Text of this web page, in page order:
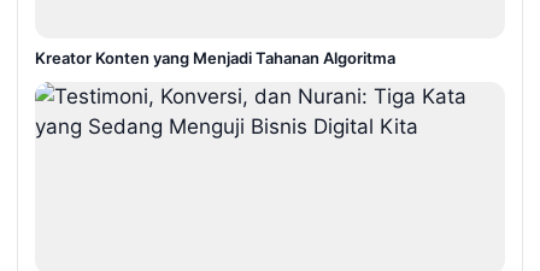
Kreator Konten yang Menjadi Tahanan Algoritma